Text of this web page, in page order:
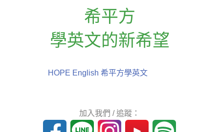
希平方
學英文的新希望
HOPE English 希平方學英文
加入我們 / 追蹤：